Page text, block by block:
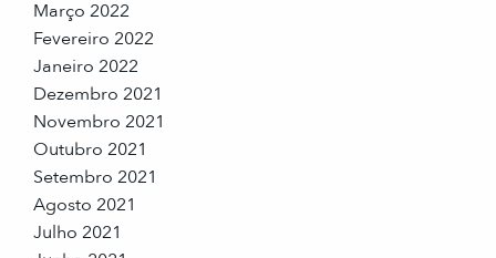
Março 2022
Fevereiro 2022
Janeiro 2022
Dezembro 2021
Novembro 2021
Outubro 2021
Setembro 2021
Agosto 2021
Julho 2021